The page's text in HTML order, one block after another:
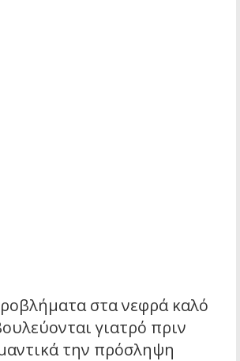
στα νεφρά καλό
γιατρό πριν
την πρόσληψη